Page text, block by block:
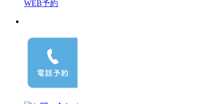
WEB予約